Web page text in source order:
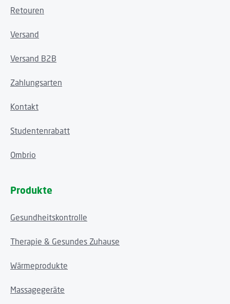
Retouren
Versand
Versand B2B
Zahlungsarten
Kontakt
Studentenrabatt
Ombrio
Produkte
Gesundheitskontrolle
Therapie & Gesundes Zuhause
Wärmeprodukte
Massagegeräte